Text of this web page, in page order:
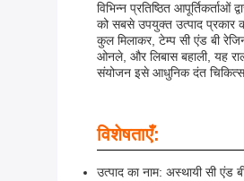
विभिन्न प्रतिष्ठित
को सबसे उपयुक्त उत्पाद प्रकार
कुल मिलाकर, टेम्प सी एंड बी
ओनले, और लिबास बहाली, यह राल
संयोजन इसे आधुनिक दंत चिकित्सा
विशेषताएँ:
उत्पाद का नाम: अस्थायी सी एंड